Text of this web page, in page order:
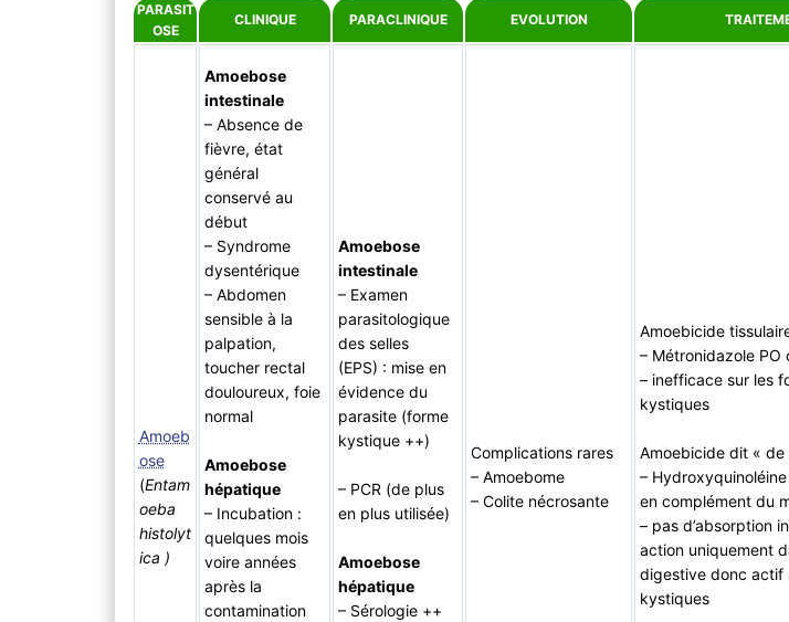
PARASIT
OSE
CLINIQUE PARACLINIQUE EVOLUTION
Amoeb
ose
(Entam
oeba
histolyt
ica )
Amoebose
intestinale
– Absence de
fièvre, état
général
conservé au
début
– Syndrome
dysentérique
– Abdomen
sensible à la
palpation,
toucher rectal
douloureux, foie
normal
Amoebose
hépatique
– Incubation :
quelques mois
voire années
après la
contamination
Amoebose
intestinale
– Examen
parasitologique
des selles
(EPS) : mise en
évidence du
parasite (forme
kystique ++)
– PCR (de plus
en plus utilisée)
Amoebose
hépatique
– Sérologie ++
Complications rares
– Amoebome
– Colite nécrosante
Amoebicide
– Métronidazole PO
– inefficace sur les
kystiques
Amoebicide dit «
–
en complément du
– pas d’absorption
action uniquement
digestive donc actif
kystiques